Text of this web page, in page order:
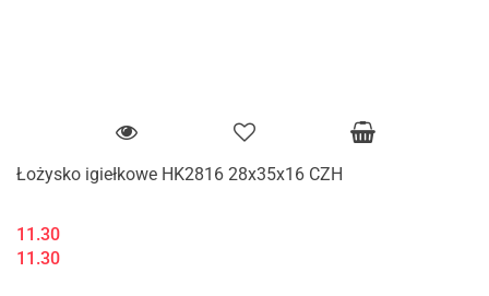
Łożysko igiełkowe HK2816 28x35x16 CZH
11.30
11.30